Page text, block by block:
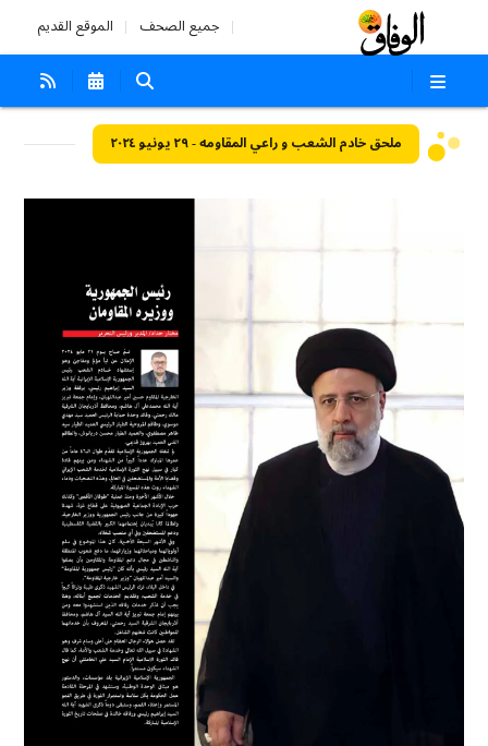
جميع الصحف الموقع القديم
ملحق خادم الشعب و راعي المقاومه - ٢٩ يونيو ٢٠٢٤